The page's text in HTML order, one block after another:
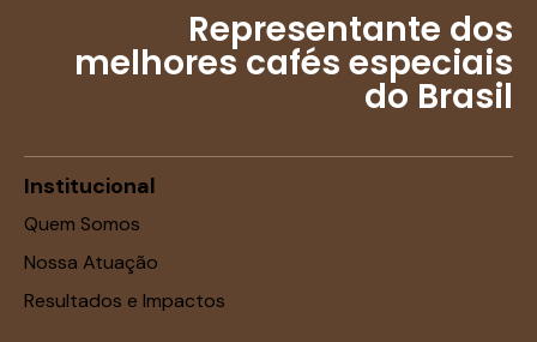
Representante dos
melhores cafés especiais
do Brasil
Institucional
Quem Somos
Nossa Atuação
Resultados e Impactos